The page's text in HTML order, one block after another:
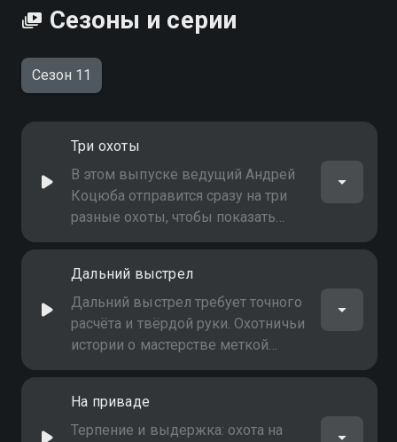
Сезоны и серии
Сезон 11
Три охоты
В этом выпуске ведущий Андрей
Коцюба отправится сразу на три
разные охоты, чтобы показать
разнообразие промыслов и
организации каждого из этих
захватывающих приключений
Дальний выстрел
Дальний выстрел требует точного
расчёта и твёрдой руки. Охотничьи
истории о мастерстве меткой
стрельбы и удаче на пределе
На приваде
Терпение и выдержка: охота на